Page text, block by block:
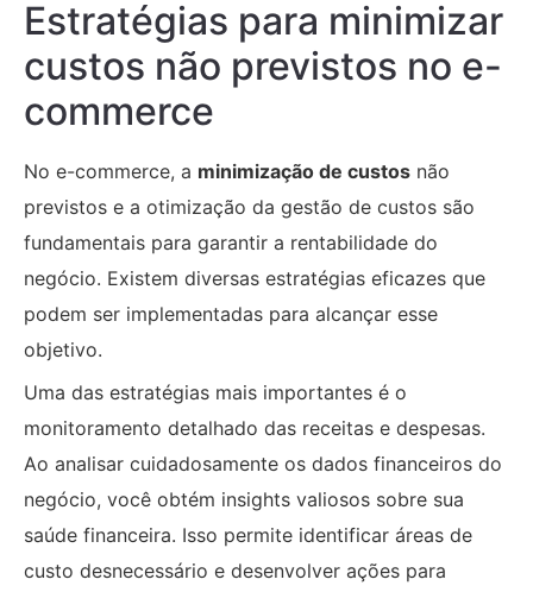
Estratégias para minimizar
custos não previstos no e-
commerce
No e-commerce, a minimização de custos não
previstos e a otimização da gestão de custos são
fundamentais para garantir a rentabilidade do
negócio. Existem diversas estratégias eficazes que
podem ser implementadas para alcançar esse
objetivo.
Uma das estratégias mais importantes é o
monitoramento detalhado das receitas e despesas.
Ao analisar cuidadosamente os dados financeiros do
negócio, você obtém insights valiosos sobre sua
saúde financeira. Isso permite identificar áreas de
custo desnecessário e desenvolver ações para